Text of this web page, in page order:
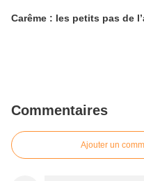
Carême : les petits pas de
Commentaires
Ajouter un